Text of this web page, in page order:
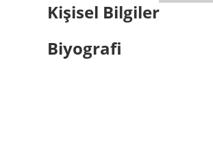
Kişisel Bilgiler
Biyografi